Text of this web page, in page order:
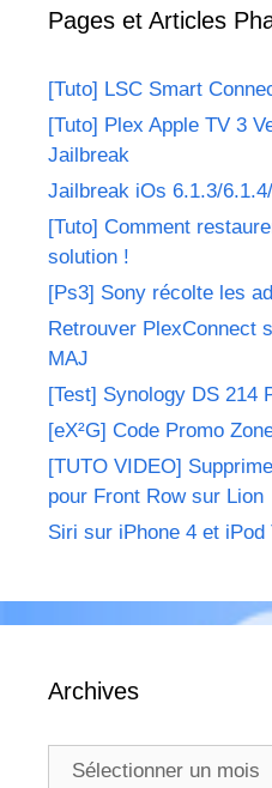
Pages et Articles
[Tuto] LSC Smart
[Tuto] Plex Apple TV 3
Jailbreak
Jailbreak iOs 6.1.3/
[Tuto] Comment
solution !
[Ps3] Sony récolte les
Retrouver PlexConnect
MAJ
[Test] Synology DS 214
[eX²G] Code Promo
[TUTO VIDEO]
pour Front Row sur Lion
Siri sur iPhone 4 et iPod
Archives
Archives